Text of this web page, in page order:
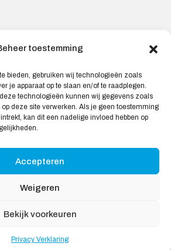
toestemming
bieden, gebruiken wij technologieën zoals
je apparaat op te slaan en/of te raadplegen.
technologieën kunnen wij gegevens zoals
deze site verwerken. Als je geen toestemming
kan dit een nadelige invloed hebben op
Accepteren
Weigeren
Bekijk voorkeuren
Privacy Verklaring
2026Hidalgo, All rights reserved